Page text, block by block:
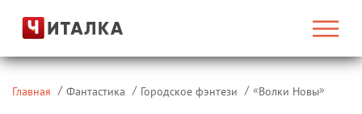
Главная Фантастика Городское фэнтези «Волки Новы»